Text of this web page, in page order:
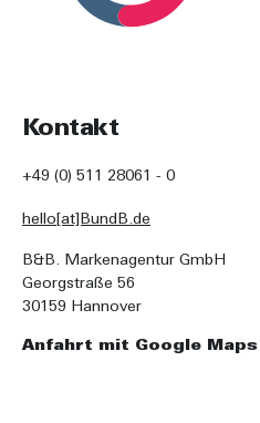
Kontakt
+49 (0) 511 28061 - 0
hello[at]BundB.de
B&B. Markenagentur GmbH
Georgstraße 56
30159 Hannover
Anfahrt mit Google Maps